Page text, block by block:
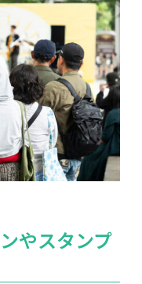
やスタンプ